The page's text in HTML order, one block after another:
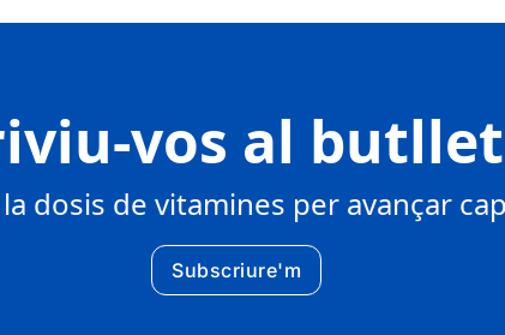
vos al
dosis de vitamines per avançar
Subscriure'm